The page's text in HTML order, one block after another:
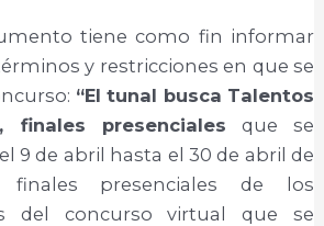
tiene como fin informar
y restricciones en que se
“El tunal busca Talentos
finales presenciales que se
9 de abril hasta el 30 de abril de
presenciales de los
del concurso virtual que se